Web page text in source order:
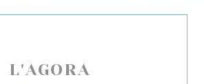
L'AGORA